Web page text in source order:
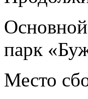
парк
Место